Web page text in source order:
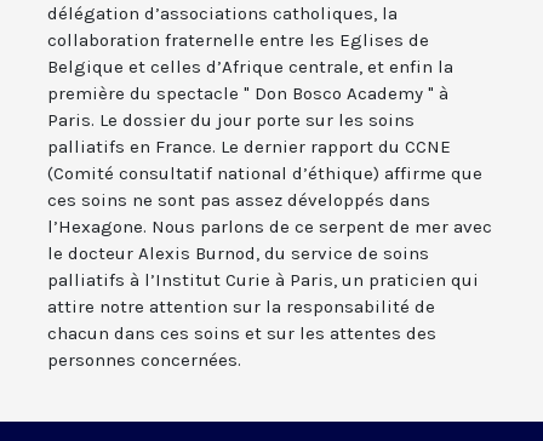
délégation d’associations catholiques, la
collaboration fraternelle entre les Eglises de
Belgique et celles d’Afrique centrale, et enfin la
première du spectacle " Don Bosco Academy " à
Paris. Le dossier du jour porte sur les soins
palliatifs en France. Le dernier rapport du CCNE
(Comité consultatif national d’éthique) affirme que
ces soins ne sont pas assez développés dans
l’Hexagone. Nous parlons de ce serpent de mer avec
le docteur Alexis Burnod, du service de soins
palliatifs à l’Institut Curie à Paris, un praticien qui
attire notre attention sur la responsabilité de
chacun dans ces soins et sur les attentes des
personnes concernées.